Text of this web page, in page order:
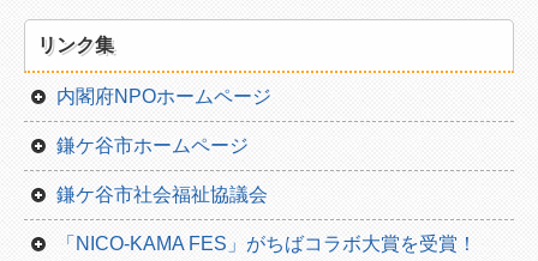
リンク集
内閣府NPOホームページ
鎌ケ谷市ホームページ
鎌ケ谷市社会福祉協議会
「NICO-KAMA FES」がちばコラボ大賞を受賞！